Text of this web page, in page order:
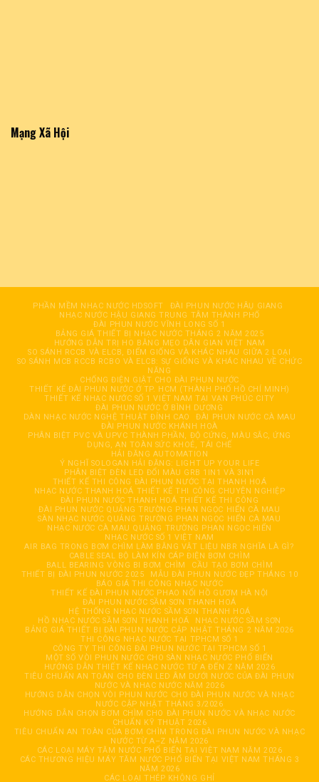
Mạng Xã Hội
PHẦN MỀM NHẠC NƯỚC HDSOFT
ĐÀI PHUN NƯỚC HÂỤ GIANG
NHẠC NƯỚC HẬU GIANG TRUNG TÂM THÀNH PHỐ
ĐÀI PHUN NƯỚC VĨNH LONG SỐ 1
BẢNG GIÁ THIẾT BỊ NHẠC NƯỚC THÁNG 2 NĂM 2025
HƯỚNG DẪN TRỊ HO BẰNG MẸO DÂN GIAN VIỆT NAM
SO SÁNH RCCB VÀ ELCB, ĐIỂM GIỐNG VÀ KHÁC NHAU GIỮA 2 LOẠI
SO SÁNH MCB RCCB RCBO VÀ ELCB: SỰ GIỐNG VÀ KHÁC NHAU VỀ CHỨC
NĂNG
CHỐNG ĐIỆN GIẬT CHO ĐÀI PHUN NƯỚC
THIẾT KẾ ĐÀI PHUN NƯỚC Ở TP. HCM (THÀNH PHỐ HỒ CHÍ MINH)
THIẾT KẾ NHẠC NƯỚC SỐ 1 VIỆT NAM TẠI VẠN PHÚC CITY
ĐÀI PHUN NƯỚC Ở BÌNH DƯƠNG
DÀN NHẠC NƯỚC NGHỆ THUẬT ĐỈNH CAO
ĐÀI PHUN NƯỚC CÀ MAU
ĐÀI PHUN NƯỚC KHÁNH HOÀ
PHÂN BIỆT PVC VÀ UPVC THÀNH PHẦN, ĐỘ CỨNG, MÀU SẮC, ỨNG
DỤNG, AN TOÀN SỨC KHOẺ, TÁI CHẾ
HẢI ĐĂNG AUTOMATION
Ý NGHĨ SOLOGAN HẢI ĐĂNG: LIGHT UP YOUR LIFE
PHÂN BIỆT ĐÈN LED ĐỔI MÀU GRB 1IN1 VÀ 3IN1
THIẾT KẾ THI CÔNG ĐÀI PHUN NƯỚC TẠI THANH HOÁ
NHẠC NƯỚC THANH HOÁ THIẾT KẾ THI CÔNG CHUYÊN NGHIỆP
ĐÀI PHUN NƯỚC THANH HOÁ THIẾT KẾ THI CÔNG
ĐÀI PHUN NƯỚC QUẢNG TRƯỜNG PHAN NGỌC HIỂN CÀ MAU
SÀN NHẠC NƯỚC QUẢNG TRƯỜNG PHAN NGỌC HIỂN CÀ MAU
NHẠC NƯỚC CÀ MAU QUẢNG TRƯỜNG PHAN NGỌC HIỂN
NHẠC NƯỚC SỐ 1 VIỆT NAM
AIR BAG TRONG BƠM CHÌM LÀM BẰNG VẬT LIỆU NBR NGHĨA LÀ GÌ?
CABLE SEAL BỘ LÀM KÍN CÁP ĐIỆN BƠM CHÌM
BALL BEARING VÒNG BI BƠM CHÌM
CẦU TẠO BƠM CHÌM
THIẾT BỊ ĐÀI PHUN NƯỚC 2025
MẪU ĐÀI PHUN NƯỚC ĐẸP THÁNG 10
BÁO GIÁ THI CÔNG NHẠC NƯỚC
THIẾT KẾ ĐÀI PHUN NƯỚC PHAO NỔI HỒ GƯƠM HÀ NỘI
ĐÀI PHUN NƯỚC SẦM SƠN THANH HOÁ
HỆ THỐNG NHẠC NƯỚC SẦM SƠN THANH HOÁ
HỒ NHẠC NƯỚC SẦM SƠN THANH HOÁ
NHẠC NƯỚC SẦM SƠN
BẢNG GIÁ THIẾT BỊ ĐÀI PHUN NƯỚC CẬP NHẬT THÁNG 2 NĂM 2026
THI CÔNG NHẠC NƯỚC TẠI TPHCM SỐ 1
CÔNG TY THI CÔNG ĐÀI PHUN NƯỚC TẠI TPHCM SỐ 1
MỘT SỐ VÒI PHUN NƯỚC CHO SÀN NHẠC NƯỚC PHỔ BIẾN
HƯỚNG DẪN THIẾT KẾ NHẠC NƯỚC TỪ A ĐẾN Z NĂM 2026
TIÊU CHUẨN AN TOÀN CHO ĐÈN LED ÂM DƯỚI NƯỚC CỦA ĐÀI PHUN
NƯỚC VÀ NHẠC NƯỚC NĂM 2026
HƯỚNG DẪN CHỌN VÒI PHUN NƯỚC CHO ĐÀI PHUN NƯỚC VÀ NHẠC
NƯỚC CẬP NHẬT THÁNG 3/2026
HƯỚNG DẪN CHỌN BƠM CHÌM CHO ĐÀI PHUN NƯỚC VÀ NHẠC NƯỚC
CHUẨN KỸ THUẬT 2026
TIÊU CHUẨN AN TOÀN CỦA BƠM CHÌM TRONG ĐÀI PHUN NƯỚC VÀ NHẠC
NƯỚC TỪ A–Z NĂM 2026
CÁC LOẠI MÁY TĂM NƯỚC PHỔ BIẾN TẠI VIỆT NAM NĂM 2026
CÁC THƯƠNG HIỆU MÁY TĂM NƯỚC PHỔ BIẾN TẠI VIỆT NAM THÁNG 3
NĂM 2026
CÁC LOẠI THÉP KHÔNG GHỈ